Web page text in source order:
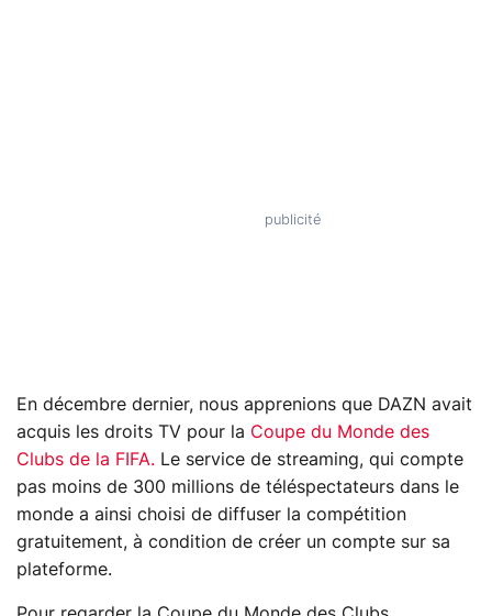
En décembre dernier, nous apprenions que DAZN avait
acquis les droits TV pour la Coupe du Monde des
Clubs de la FIFA. Le service de streaming, qui compte
pas moins de 300 millions de téléspectateurs dans le
monde a ainsi choisi de diffuser la compétition
gratuitement, à condition de créer un compte sur sa
plateforme.